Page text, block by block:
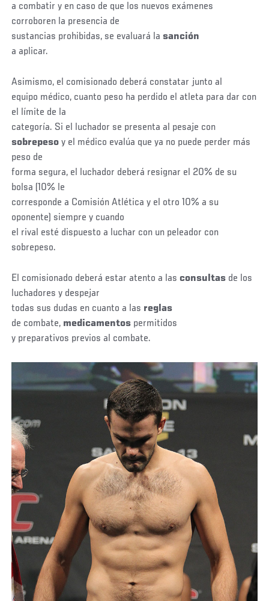
a combatir y en caso de que los nuevos exámenes
corroboren la presencia de
sustancias prohibidas, se evaluará lasanción
a aplicar.
Asimismo, el comisionado deberá constatar junto al
equipo médico, cuanto peso ha perdido el atleta para dar con
el límite de la
categoría. Si el luchador se presenta al pesaje con
sobrepeso y el médico evalúa que ya no puede perder más
peso de
forma segura, el luchador deberá resignar el 20% de su
bolsa (10% le
corresponde a Comisión Atlética y el otro 10% a su
oponente) siempre y cuando
el rival esté dispuesto a luchar con un peleador con
sobrepeso.
El comisionado deberá estar atento a lasconsultas de los
luchadores y despejar
todas sus dudas en cuanto a las reglas
de combate, medicamentos permitidos
y preparativos previos al combate.